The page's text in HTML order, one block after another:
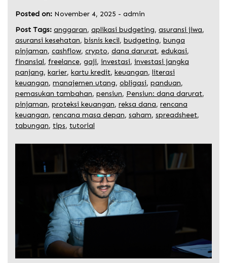
Posted on: November 4, 2025 - admin
Post Tags: anggaran, aplikasi budgeting, asuransi jiwa,
asuransi kesehatan, bisnis kecil, budgeting, bunga
pinjaman, cashflow, crypto, dana darurat, edukasi,
finansial, freelance, gaji, investasi, investasi jangka
panjang, karier, kartu kredit, keuangan, literasi
keuangan, manajemen utang, obligasi, panduan,
pemasukan tambahan, pensiun, Pensiun: dana darurat,
pinjaman, proteksi keuangan, reksa dana, rencana
keuangan, rencana masa depan, saham, spreadsheet,
tabungan, tips, tutorial